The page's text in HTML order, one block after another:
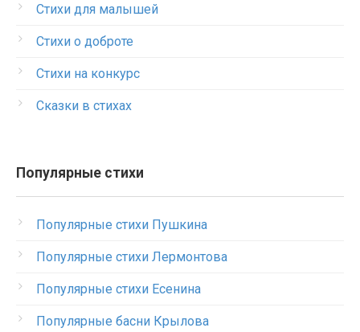
Стихи для малышей
Стихи о доброте
Стихи на конкурс
Сказки в стихах
Популярные стихи
Популярные стихи Пушкина
Популярные стихи Лермонтова
Популярные стихи Есенина
Популярные басни Крылова